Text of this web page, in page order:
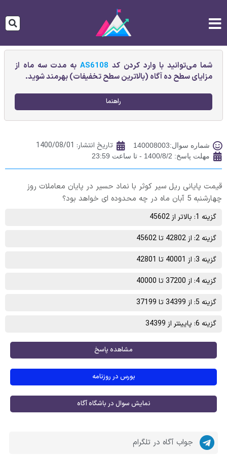
شما می‌توانید با وارد کردن کد AS6108به مدت سه ماه از
مزایای سطح ده آگاه (بالاترین سطح تخفیفات) بهرمند شوید.
راهنما
شماره سوال:140008003 تاریخ انتشار: 1400/08/01
مهلت پاسخ: 1400/8/2 - تا ساعت 23:59
قیمت پایانی ريل سير كوثر با نماد حسیر در پایان معاملات روز
چهارشنبه 5 آبان ماه در چه محدوده ای خواهد بود؟
گزینه 1: بالاتر از 45602
گزینه 2: از 42802 تا 45602
گزینه 3: از 40001 تا 42801
گزینه 4: از 37200 تا 40000
گزینه 5: از 34399 تا 37199
گزینه 6: پایینتر از 34399
مشاهده پاسخ
بورس در روزنامه
نمایش سوال در باشگاه آگاه
جواب آگاه در تلگرام